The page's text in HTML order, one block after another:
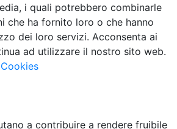
i quali potrebbero combinarle
che ha fornito loro o che hanno
dei loro servizi. Acconsenta ai
ad utilizzare il nostro sito web.
a contribuire a rendere fruibile